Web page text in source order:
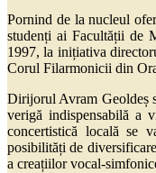
Pornind de la nucleul
studenți ai Facultății de
1997, la inițiativa
Corul Filarmonicii din
Dirijorul Avram Geoldeș
verigă indispensabilă a
concertistică locală se
posibilități de
a creațiilor vocal-